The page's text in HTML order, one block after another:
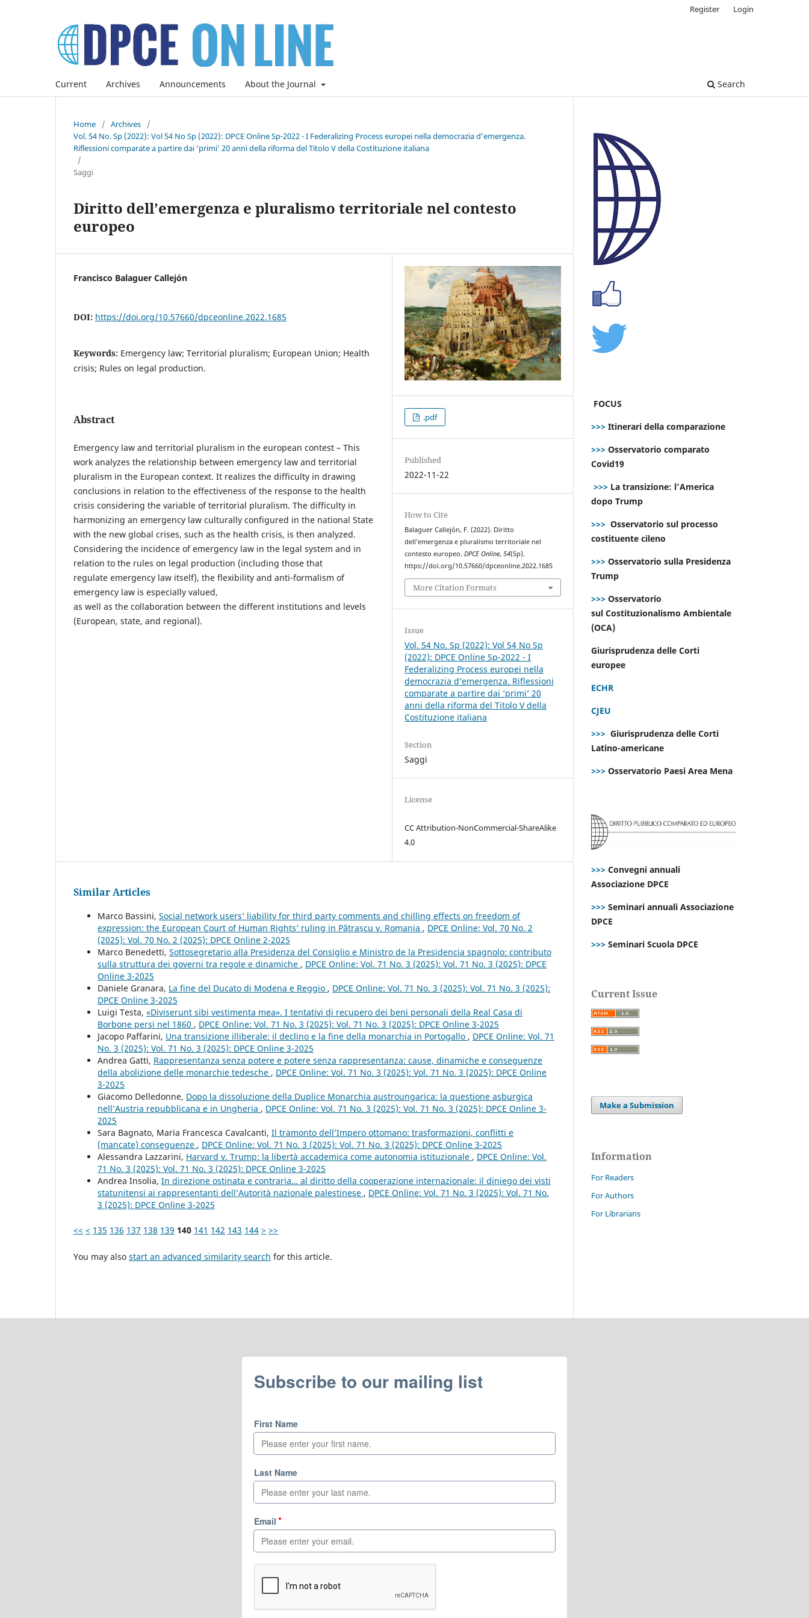
Current Archives Announcements About the Journal Search
Register Login
Home / Archives
/
Vol. 54 No. Sp (2022): Vol 54 No Sp (2022): DPCE Online Sp-2022 - I Federalizing Process europei nella democrazia d’emergenza.
Riflessioni comparate a partire dai ‘primi’ 20 anni della riforma del Titolo V della Costituzione italiana
/
Saggi
Diritto dell’emergenza e pluralismo territoriale nel contesto
europeo
Francisco Balaguer Callejón
DOI: https://doi.org/10.57660/dpceonline.2022.1685
Keywords: Emergency law; Territorial pluralism; European Union; Health
crisis; Rules on legal production.
Abstract
Emergency law and territorial pluralism in the european contest – This
work analyzes the relationship between emergency law and territorial
pluralism in the European context. It realizes the difficulty in drawing
conclusions in relation to the effectiveness of the response to the health
crisis considering the variable of territorial pluralism. The difficulty in
harmonizing an emergency law culturally configured in the national State
with the new global crises, such as the health crisis, is then analyzed.
Considering the incidence of emergency law in the legal system and in
relation to the rules on legal production (including those that
regulate emergency law itself), the flexibility and anti-formalism of
emergency law is especially valued,
as well as the collaboration between the different institutions and levels
(European, state, and regional).
.pdf
Published
2022-11-22
How to Cite
Balaguer Callejón, F. (2022). Diritto
dell’emergenza e pluralismo territoriale nel
contesto europeo.DPCE Online,54(Sp).
https://doi.org/10.57660/dpceonline.2022.1685
More Citation Formats
Issue
Vol. 54 No. Sp (2022): Vol 54 No Sp
(2022): DPCE Online Sp-2022 - I
Federalizing Process europei nella
democrazia d’emergenza. Riflessioni
comparate a partire dai ‘primi’ 20
anni della riforma del Titolo V della
Costituzione italiana
Section
Saggi
License
CC Attribution-NonCommercial-ShareAlike
4.0
Similar Articles
Marco Bassini, Social network users’ liability for third party comments and chilling effects on freedom of
expression: the European Court of Human Rights’ ruling in Pătrașcu v. Romania , DPCE Online: Vol. 70 No. 2
(2025): Vol. 70 No. 2 (2025): DPCE Online 2-2025
Marco Benedetti, Sottosegretario alla Presidenza del Consiglio e Ministro de la Presidencia spagnolo: contributo
sulla struttura dei governi tra regole e dinamiche , DPCE Online: Vol. 71 No. 3 (2025): Vol. 71 No. 3 (2025): DPCE
Online 3-2025
Daniele Granara, La fine del Ducato di Modena e Reggio , DPCE Online: Vol. 71 No. 3 (2025): Vol. 71 No. 3 (2025):
DPCE Online 3-2025
Luigi Testa, «Diviserunt sibi vestimenta mea». I tentativi di recupero dei beni personali della Real Casa di
Borbone persi nel 1860 , DPCE Online: Vol. 71 No. 3 (2025): Vol. 71 No. 3 (2025): DPCE Online 3-2025
Jacopo Paffarini, Una transizione illiberale: il declino e la fine della monarchia in Portogallo , DPCE Online: Vol. 71
No. 3 (2025): Vol. 71 No. 3 (2025): DPCE Online 3-2025
Andrea Gatti, Rappresentanza senza potere e potere senza rappresentanza: cause, dinamiche e conseguenze
della abolizione delle monarchie tedesche , DPCE Online: Vol. 71 No. 3 (2025): Vol. 71 No. 3 (2025): DPCE Online
3-2025
Giacomo Delledonne, Dopo la dissoluzione della Duplice Monarchia austroungarica: la questione asburgica
nell’Austria repubblicana e in Ungheria , DPCE Online: Vol. 71 No. 3 (2025): Vol. 71 No. 3 (2025): DPCE Online 3-
2025
Sara Bagnato, Maria Francesca Cavalcanti, Il tramonto dell’Impero ottomano: trasformazioni, conflitti e
(mancate) conseguenze , DPCE Online: Vol. 71 No. 3 (2025): Vol. 71 No. 3 (2025): DPCE Online 3-2025
Alessandra Lazzarini, Harvard v. Trump: la libertà accademica come autonomia istituzionale , DPCE Online: Vol.
71 No. 3 (2025): Vol. 71 No. 3 (2025): DPCE Online 3-2025
Andrea Insolia, In direzione ostinata e contraria… al diritto della cooperazione internazionale: il diniego dei visti
statunitensi ai rappresentanti dell’Autorità nazionale palestinese , DPCE Online: Vol. 71 No. 3 (2025): Vol. 71 No.
3 (2025): DPCE Online 3-2025
<< < 135 136 137 138 139 140 141 142 143 144 > >>
You may also start an advanced similarity search for this article.
FOCUS
>>> Itinerari della comparazione
>>> Osservatorio comparato
Covid19
>>> La transizione: l’America
dopo Trump
>>> Osservatorio sul processo
costituente cileno
>>> Osservatorio sulla Presidenza
Trump
>>> Osservatorio
sul Costituzionalismo Ambientale
(OCA)
Giurisprudenza delle Corti
europee
ECHR
CJEU
>>> Giurisprudenza delle Corti
Latino-americane
>>> Osservatorio Paesi Area Mena
>>> Convegni annuali
Associazione DPCE
>>> Seminari annuali Associazione
DPCE
>>> Seminari Scuola DPCE
Current Issue
Make a Submission
Information
For Readers
For Authors
For Librarians